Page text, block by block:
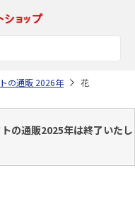
の通販 2026年 花
の通販2025年は終了いたし